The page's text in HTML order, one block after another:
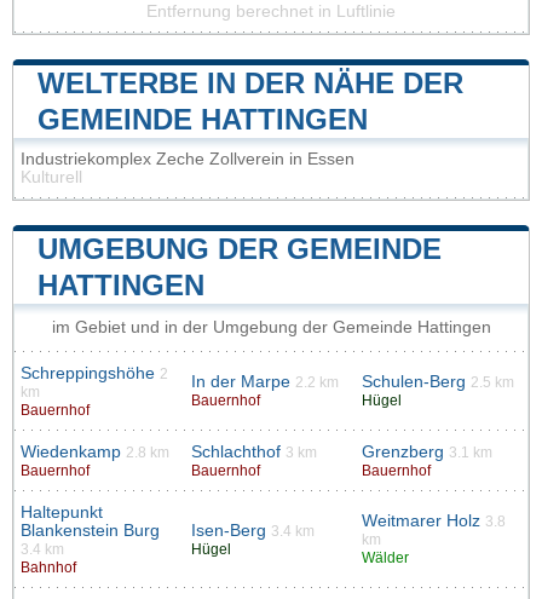
Entfernung berechnet in Luftlinie
WELTERBE IN DER NÄHE DER
GEMEINDE HATTINGEN
Industriekomplex Zeche Zollverein in Essen
Kulturell
UMGEBUNG DER GEMEINDE
HATTINGEN
im Gebiet und in der Umgebung der Gemeinde Hattingen
Schreppingshöhe 2
km
Bauernhof
In der Marpe 2.2 km
Bauernhof
Schulen-Berg 2.5 km
Hügel
Wiedenkamp 2.8 km
Bauernhof
Schlachthof 3 km
Bauernhof
Grenzberg 3.1 km
Bauernhof
Haltepunkt
Blankenstein Burg
3.4 km
Bahnhof
Isen-Berg 3.4 km
Hügel
Weitmarer Holz 3.8
km
Wälder